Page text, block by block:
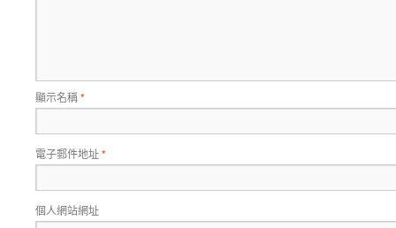
顯示名稱*
電子郵件地址*
個人網站網址